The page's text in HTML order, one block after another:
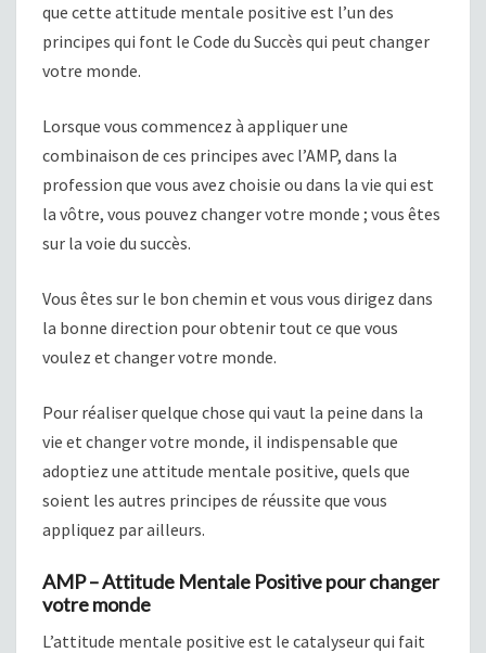
que cette attitude mentale positive est l’un des
principes qui font le Code du Succès qui peut changer
votre monde.
Lorsque vous commencez à appliquer une
combinaison de ces principes avec l’AMP, dans la
profession que vous avez choisie ou dans la vie qui est
la vôtre, vous pouvez changer votre monde ; vous êtes
sur la voie du succès.
Vous êtes sur le bon chemin et vous vous dirigez dans
la bonne direction pour obtenir tout ce que vous
voulez et changer votre monde.
Pour réaliser quelque chose qui vaut la peine dans la
vie et changer votre monde, il indispensable que
adoptiez une attitude mentale positive, quels que
soient les autres principes de réussite que vous
appliquez par ailleurs.
AMP – Attitude Mentale Positive pour changer
votre monde
L’attitude mentale positive est le catalyseur qui fait